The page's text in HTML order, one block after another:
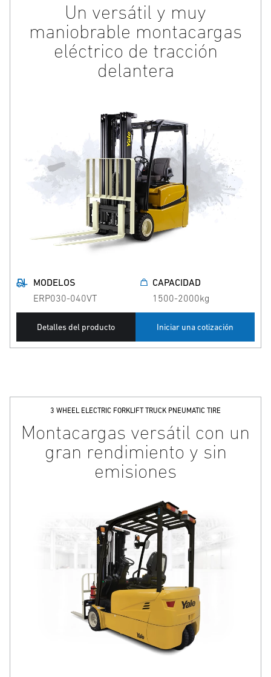
Un versátil y muy
maniobrable montacargas
eléctrico de tracción
delantera
MODELOS
ERP030-040VT
CAPACIDAD
1500-2000kg
Detalles del producto Iniciar una cotización
3 WHEEL ELECTRIC FORKLIFT TRUCK PNEUMATIC TIRE
Montacargas versátil con un
gran rendimiento y sin
emisiones